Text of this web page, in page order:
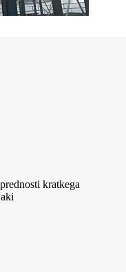
kratkega